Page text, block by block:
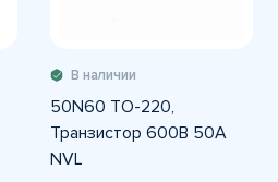
В наличии
50N60 TO-220,
Транзистор 600В 50А
NVL